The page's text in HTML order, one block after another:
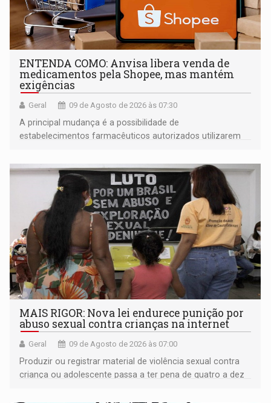
ENTENDA COMO: Anvisa libera venda de
medicamentos pela Shopee, mas mantém
exigências
Geral 09 de Agosto de 2026 às 07:30
A principal mudança é a possibilidade de
estabelecimentos farmacêuticos autorizados utilizarem
MAIS RIGOR: Nova lei endurece punição por
abuso sexual contra crianças na internet
Geral 09 de Agosto de 2026 às 07:00
Produzir ou registrar material de violência sexual contra
criança ou adolescente passa a ter pena de quatro a dez